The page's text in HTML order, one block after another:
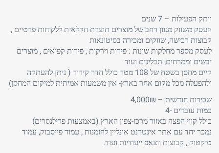
וותק הפעילות – 7 שנים
העסק משווק מגוון רחב של מוצרים תוצרת חקלאית ללקוחות פרטיים ,
קבוצות רכישה, שווקים ומכירה בסיטונאות
לעסק מספר מחלקות שונות : פירות וירקות , פירות קפואים , מוצרים
יבשים וממרחים, תבלינים ועוד
קיים מחסן בשטח של 108 מטר כולל חדר קירור ( ניתן להעתקה
ולהפעלה מכל מקום אחר בארץ- אין משמעות אמיתית למיקום המחסן)
שכירות חודשית – 4,000₪
כמות עובדים -4
כולל קווי הפצה באזור מרכז-צפון הארץ (באמצעות פרילנסרים)
נמכר יחד עם אתר אינטרנט אונליין להזמנות , עמוד פייסבוק, עמוד
טיקטוק , קבוצות ווצאפ ייעודיות ועוד.